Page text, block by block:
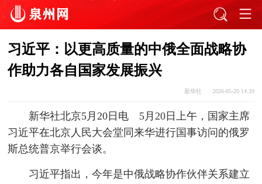
习近平：以更高质量的中俄全面战略协
作助力各自国家发展振兴
新华社 2026-05-20 14:39
新华社北京5月20日电 5月20日上午，国家主席
习近平在北京人民大会堂同来华进行国事访问的俄罗
斯总统普京举行会谈。
习近平指出，今年是中俄战略协作伙伴关系建立